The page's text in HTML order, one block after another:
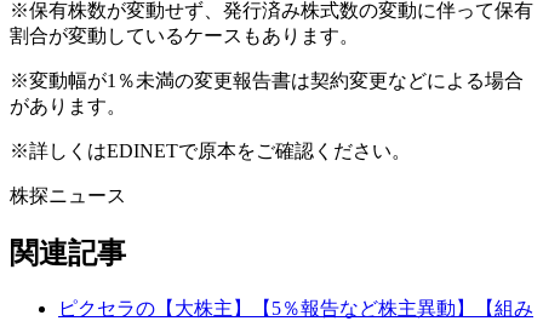
※保有株数が変動せず、発行済み株式数の変動に伴って保有
割合が変動しているケースもあります。
※変動幅が1％未満の変更報告書は契約変更などによる場合
があります。
※詳しくはEDINETで原本をご確認ください。
株探ニュース
関連記事
ピクセラの【大株主】【5％報告など株主異動】【組み